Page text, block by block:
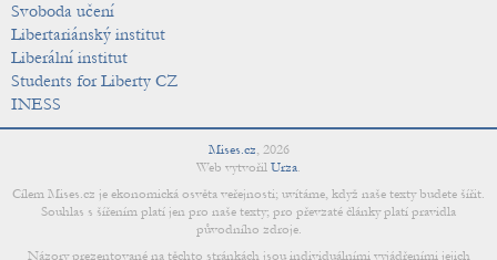
Svoboda učení
Libertariánský institut
Liberální institut
Students for Liberty CZ
INESS
Mises.cz, 2026
Web vytvořil Urza.
Cílem Mises.cz je ekonomická osvěta veřejnosti; uvítáme, když naše texty budete šířit.
Souhlas s šířením platí jen pro naše texty; pro převzaté články platí pravidla
původního zdroje.
Názory prezentované na těchto stránkách jsou individuálními vyjádřeními jejich